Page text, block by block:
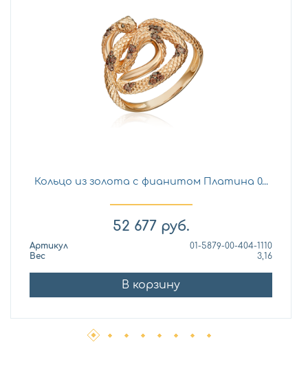
Кольцо из золота с фианитом Платина 0...
52 677 руб.
Артикул
01-5879-00-404-1110
Вес
3,16
В корзину